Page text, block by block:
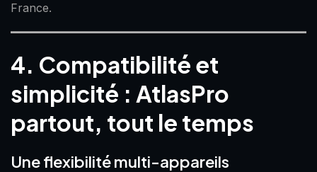
France.
4. Compatibilité et
simplicité : AtlasPro
partout, tout le temps
Une flexibilité multi-appareils